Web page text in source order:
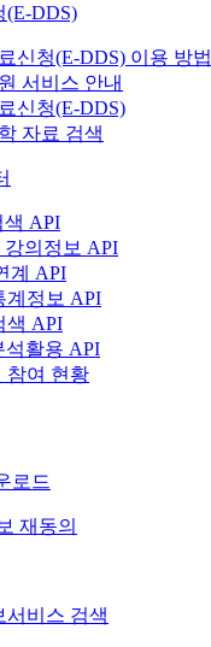
(E-DDS)
신청(E-DDS) 이용 방법
서비스 안내
신청(E-DDS)
자료 검색
색 API
강의정보 API
계 API
계정보 API
색 API
석활용 API
참여 현황
로드
재동의
서비스 검색